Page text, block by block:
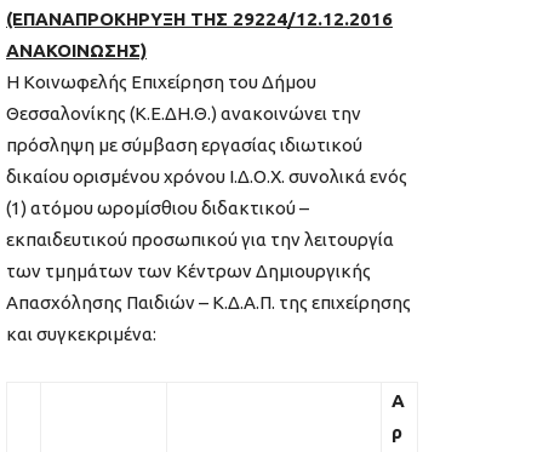
(ΕΠΑΝΑΠΡΟΚΗΡΥΞΗ ΤΗΣ 29224/12.12.2016
ΑΝΑΚΟΙΝΩΣΗΣ)
Η Κοινωφελής Επιχείρηση του Δήμου
Θεσσαλονίκης (Κ.Ε.ΔΗ.Θ.) ανακοινώνει την
πρόσληψη με σύμβαση εργασίας ιδιωτικού
δικαίου ορισμένου χρόνου Ι.Δ.Ο.Χ. συνολικά ενός
(1) ατόμου ωρομίσθιου διδακτικού –
εκπαιδευτικού προσωπικού για την λειτουργία
των τμημάτων των Κέντρων Δημιουργικής
Απασχόλησης Παιδιών – Κ.Δ.Α.Π. της επιχείρησης
και συγκεκριμένα:
Α
ρ